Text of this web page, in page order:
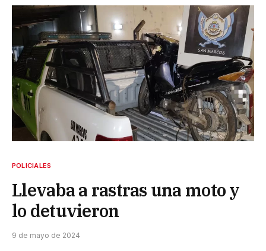
POLICIALES
Llevaba a rastras una moto y
lo detuvieron
9 de mayo de 2024